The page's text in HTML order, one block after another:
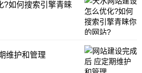
呢?1、网站内容的
的，做好网站内
?如何搜索引擎青睐
维护和管理